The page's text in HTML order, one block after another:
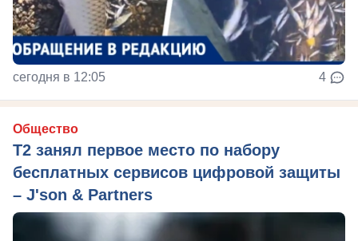
сегодня в 12:05 4
Общество
Т2 занял первое место по набору
бесплатных сервисов цифровой защиты
– J'son & Partners